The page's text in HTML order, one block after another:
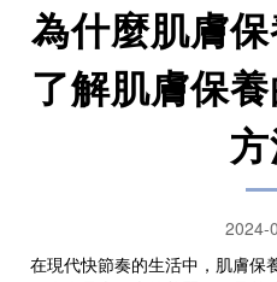
為什麼肌膚
了解肌膚保
2024-
在現代快節奏的生活中，肌膚保